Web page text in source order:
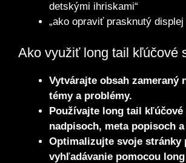
detskými ihriskami“
„ako opraviť prasknutý displej
Ako využiť long tail kľúčové
Vytvárajte obsah zameraný
témy a problémy.
Používajte long tail kľúčové
nadpisoch, meta popisoch
Optimalizujte svoje stránky
vyhľadávanie pomocou